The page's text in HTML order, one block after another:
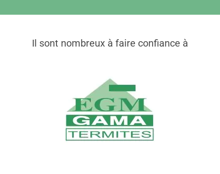
Il sont nombreux à faire confiance à